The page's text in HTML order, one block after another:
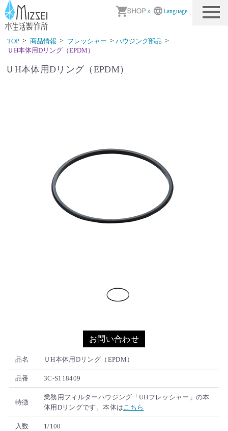
» Language
商品情報｜水生活製作所
TOP 商品情報 フレッシャー
ハウジング部品
ＵH本体用Dリング（EPDM）
ＵH本体用Dリング（EPDM）
お問い合わせ
品名 ＵH本体用Dリング（EPDM）
品番 3C-S118409
特徴
業務用フィルターハウジング「UHフレッシャー」の本
体用Dリングです。本体は こちら
入数 1/100